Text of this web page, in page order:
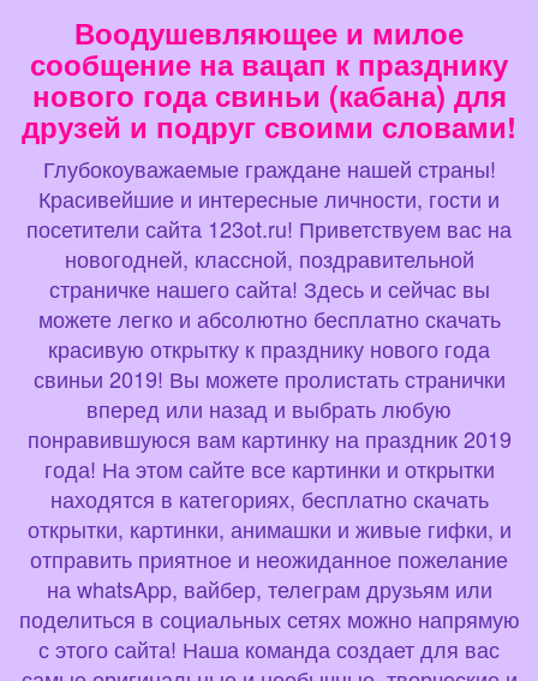
Воодушевляющее и милое
сообщение на вацап к празднику
нового года свиньи (кабана) для
друзей и подруг своими словами!
Глубокоуважаемые граждане нашей страны!
Красивейшие и интересные личности, гости и
посетители сайта 123ot.ru! Приветствуем вас на
новогодней, классной, поздравительной
страничке нашего сайта! Здесь и сейчас вы
можете легко и абсолютно бесплатно скачать
красивую открытку к празднику нового года
свиньи 2019! Вы можете пролистать странички
вперед или назад и выбрать любую
понравившуюся вам картинку на праздник 2019
года! На этом сайте все картинки и открытки
находятся в категориях, бесплатно скачать
открытки, картинки, анимашки и живые гифки, и
отправить приятное и неожиданное пожелание
на whatsApp, вайбер, телеграм друзьям или
поделиться в социальных сетях можно напрямую
с этого сайта! Наша команда создает для вас